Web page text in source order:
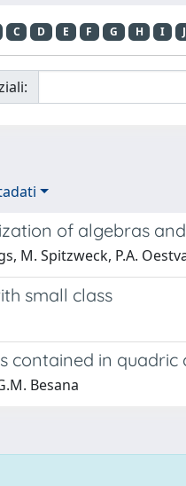
C D E F G H I J
of algebras
M. Spitzweck, P.A.
small class
contained in quadric
Besana